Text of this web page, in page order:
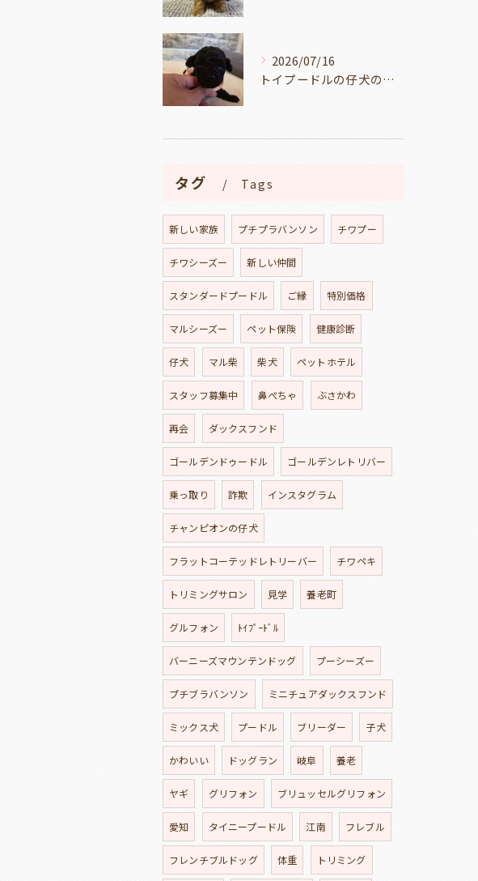
2026/07/16
トイプードルの仔犬のお目目があいたよ👀🐶岐阜県養老町のブリーダーワンダフルパピーです。
タグ Tags
新しい家族 プチプラバンソン チワプー
チワシーズー 新しい仲間
スタンダードプードル ご縁 特別価格
マルシーズー ペット保険 健康診断
仔犬 マル柴 柴犬 ペットホテル
スタッフ募集中 鼻ぺちゃ ぶさかわ
再会 ダックスフンド
ゴールデンドゥードル ゴールデンレトリバー
乗っ取り 詐欺 インスタグラム
チャンピオンの仔犬
フラットコーテッドレトリーバー チワペキ
トリミングサロン 見学 養老町
グルフォン ﾄｲﾌﾟｰﾄﾞﾙ
バーニーズマウンテンドッグ プーシーズー
プチブラバンソン ミニチュアダックスフンド
ミックス犬 プードル ブリーダー 子犬
かわいい ドッグラン 岐阜 養老
ヤギ グリフォン ブリュッセルグリフォン
愛知 タイニープードル 江南 フレブル
フレンチブルドッグ 体重 トリミング